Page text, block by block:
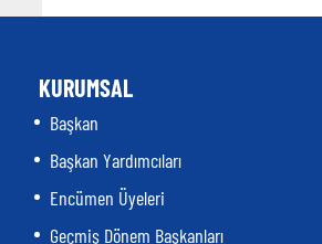
KURUMSAL
Başkan
Başkan Yardımcıları
Encümen Üyeleri
Geçmiş Dönem Başkanları